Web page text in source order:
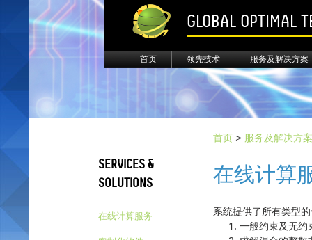
GLOBAL OPTIMAL
首页 领先技术 服务及解决方案
SERVICES &
SOLUTIONS
在线计算服务
首页 > 服务及解决方案
在线计算
系统提供了所有类型
一般约束及无约